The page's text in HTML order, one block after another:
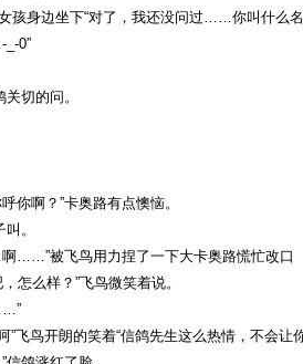
孩身边坐下“对了，我还没问过……你叫什么
0”
切的问。
你啊？”卡奥路有点懊恼。
。
被飞鸟用力捏了一下大卡奥路慌忙改口
怎么样？”飞鸟微笑着说。
”飞鸟开朗的笑着“信鸽先生这么热情，不会让